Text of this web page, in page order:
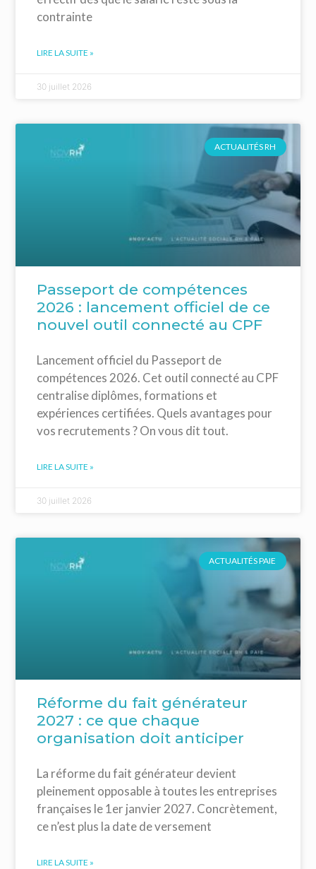
contrainte
LIRE LA SUITE »
30 juillet 2026
ACTUALITÉS RH
Passeport de compétences
2026 : lancement officiel de ce
nouvel outil connecté au CPF
Lancement officiel du Passeport de
compétences 2026. Cet outil connecté au CPF
centralise diplômes, formations et
expériences certifiées. Quels avantages pour
vos recrutements ? On vous dit tout.
LIRE LA SUITE »
30 juillet 2026
ACTUALITÉS PAIE
Réforme du fait générateur
2027 : ce que chaque
organisation doit anticiper
La réforme du fait générateur devient
pleinement opposable à toutes les entreprises
françaises le 1er janvier 2027. Concrètement,
ce n’est plus la date de versement
LIRE LA SUITE »